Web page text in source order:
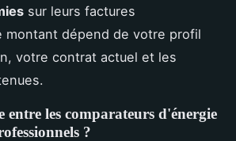
sur leurs factures
montant dépend de votre profil
votre contrat actuel et les
entre les comparateurs d'énergie
?